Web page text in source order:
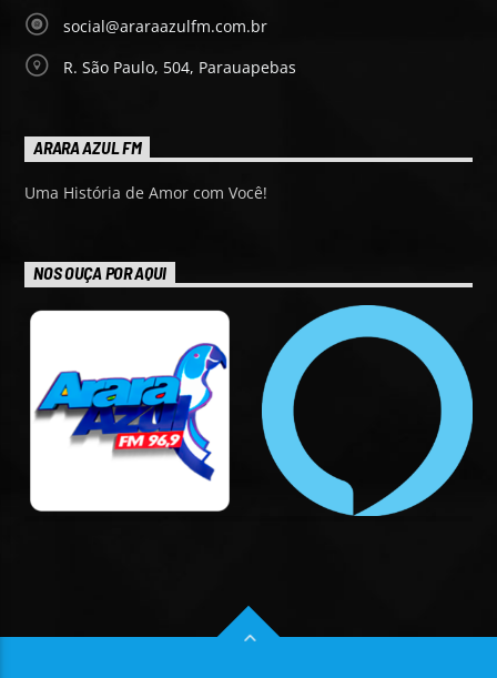
social@araraazulfm.com.br
R. São Paulo, 504, Parauapebas
ARARA AZUL FM
Uma História de Amor com Você!
NOS OUÇA POR AQUI